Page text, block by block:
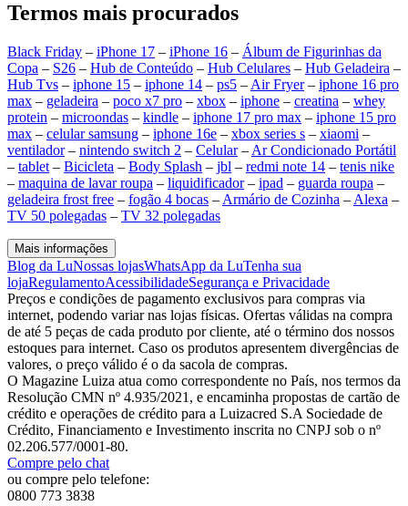
Termos mais procurados
Black Friday – iPhone 17 – iPhone 16 – Álbum de Figurinhas da
Copa – S26 – Hub de Conteúdo – Hub Celulares – Hub Geladeira –
Hub Tvs – iphone 15 – iphone 14 – ps5 – Air Fryer– iphone 16 pro
max – geladeira – poco x7 pro – xbox – iphone – creatina – whey
protein – microondas – kindle – iphone 17 pro max – iphone 15 pro
max – celular samsung – iphone 16e – xbox series s – xiaomi –
ventilador– nintendo switch 2 – Celular– Ar Condicionado Portátil
– tablet – Bicicleta – Body Splash – jbl – redmi note 14 – tenis nike
– maquina de lavar roupa – liquidificador– ipad – guarda roupa –
geladeira frost free – fogão 4 bocas – Armário de Cozinha – Alexa –
TV 50 polegadas – TV 32 polegadas
Mais informações
Blog da LuNossas lojasWhatsApp da LuTenha sua
lojaRegulamentoAcessibilidadeSegurança e Privacidade
Preços e condições de pagamento exclusivos para compras via
internet, podendo variar nas lojas físicas. Ofertas válidas na compra
de até 5 peças de cada produto por cliente, até o término dos nossos
estoques para internet. Caso os produtos apresentem divergências de
valores, o preço válido é o da sacola de compras.
O Magazine Luiza atua como correspondente no País, nos termos da
Resolução CMN nº 4.935/2021, e encaminha propostas de cartão de
crédito e operações de crédito para a Luizacred S.A Sociedade de
Crédito, Financiamento e Investimento inscrita no CNPJ sob o nº
02.206.577/0001-80.
Compre pelo chat
ou compre pelo telefone:
0800 773 3838